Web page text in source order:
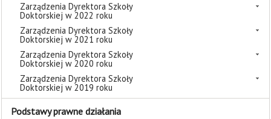
Zarządzenia Dyrektora Szkoły
Doktorskiej w 2022 roku
Zarządzenia Dyrektora Szkoły
Doktorskiej w 2021 roku
Zarządzenia Dyrektora Szkoły
Doktorskiej w 2020 roku
Zarządzenia Dyrektora Szkoły
Doktorskiej w 2019 roku
Podstawy prawne działania